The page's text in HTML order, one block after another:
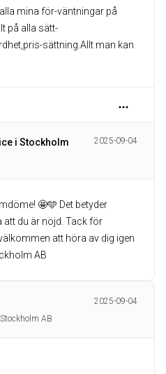
mina för-väntningar på
på alla sätt-
sättning.Allt man kan
i Stockholm
2025-09-04
🤩🩵 Det betyder
du är nöjd. Tack för
att höra av dig igen
AB
2025-09-04
AB